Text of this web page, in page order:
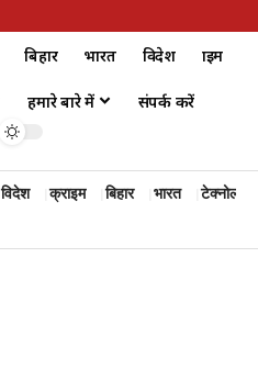
बिहार भारत विदेश क्राइम
हमारे बारे में संपर्क करें
विदेश क्राइम बिहार भारत टेक्नोलॉजी